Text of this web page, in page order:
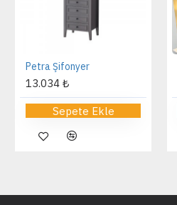
Petra Şifonyer
13.034 ₺
Sepete Ekle